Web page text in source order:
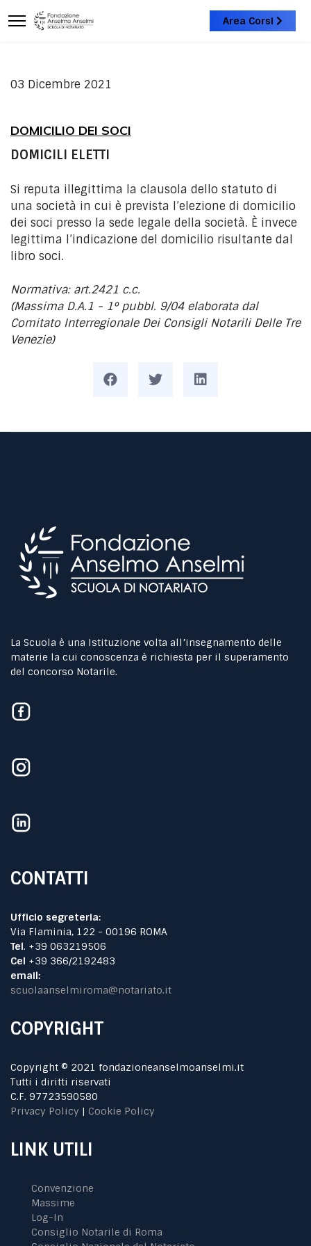
Area Corsi
03 Dicembre 2021
DOMICILIO DEI SOCI
DOMICILI ELETTI
Si reputa illegittima la clausola dello statuto di
una società in cui è prevista l’elezione di domicilio
dei soci presso la sede legale della società. È invece
legittima l’indicazione del domicilio risultante dal
libro soci.
Normativa: art.2421 c.c.
(Massima D.A.1 - 1° pubbl. 9/04 elaborata dal
Comitato Interregionale Dei Consigli Notarili Delle Tre
Venezie)
La Scuola è una Istituzione volta all’insegnamento delle
materie la cui conoscenza è richiesta per il superamento
del concorso Notarile.
CONTATTI
Ufficio segreteria:
Via Flaminia, 122 - 00196 ROMA
Tel. +39 063219506
Cel +39 366/2192483
email:
scuolaanselmiroma@notariato.it
COPYRIGHT
Copyright © 2021 fondazioneanselmoanselmi.it
Tutti i diritti riservati
C.F. 97723590580
Privacy Policy | Cookie Policy
LINK UTILI
Convenzione
Massime
Log-In
Consiglio Notarile di Roma